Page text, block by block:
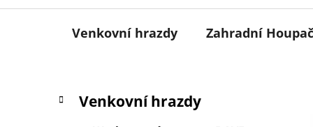
Venkovní hrazdy Zahradní
P
Přeskočit
kategorie
K
a
Venkovní hrazdy